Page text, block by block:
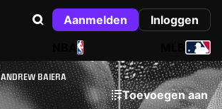
Aanmelden
Inloggen
NBA
ANDREW BAIERA
Toevoegen aan